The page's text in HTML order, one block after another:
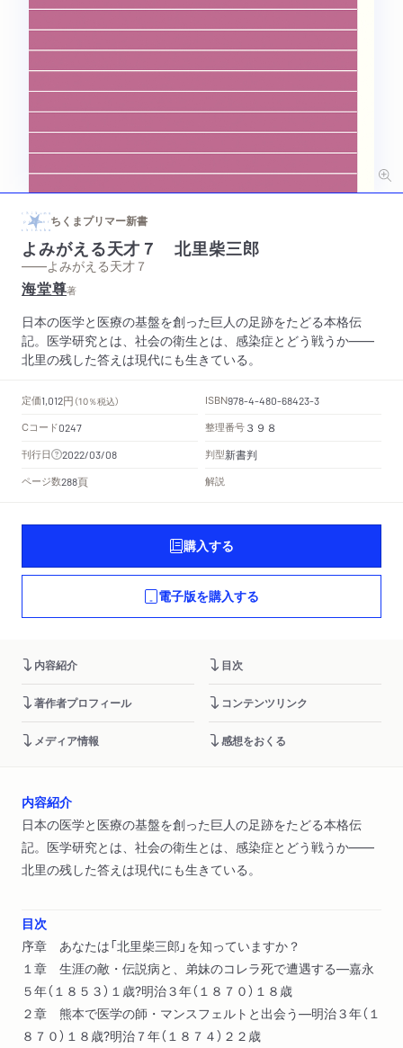
ちくまプリマー新書
よみがえる天才７ 北里柴三郎
——よみがえる天才７
海堂尊著
日本の医学と医療の基盤を創った巨人の足跡をたどる本格伝
記。医学研究とは、社会の衛生とは、感染症とどう戦うか――
北里の残した答えは現代にも生きている。
定価1,012円 （10％税込） ISBN978-4-480-68423-3
Cコード0247 整理番号 ３９８
刊行日 2022/03/08 判型新書判
ページ数288頁 解説
購入する
電子版を購入する
内容紹介 目次
著作者プロフィール コンテンツリンク
メディア情報 感想をおくる
内容紹介
日本の医学と医療の基盤を創った巨人の足跡をたどる本格伝
記。医学研究とは、社会の衛生とは、感染症とどう戦うか――
北里の残した答えは現代にも生きている。
目次
序章 あなたは「北里柴三郎」を知っていますか？
１章 生涯の敵・伝説病と、弟妹のコレラ死で遭遇する―嘉永
５年（１８５３）１歳?明治３年（１８７０）１８歳
２章 熊本で医学の師・マンスフェルトと出会う―明治３年（１
８７０）１８歳?明治７年（１８７４）２２歳